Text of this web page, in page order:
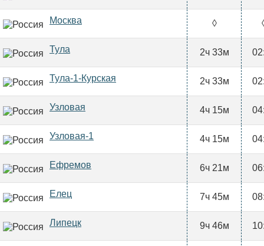
Москва ◊
Тула 2ч 33м
Тула-1-Курская 2ч 33м
Узловая 4ч 15м
Узловая-1 4ч 15м
Ефремов 6ч 21м
Елец 7ч 45м
Липецк 9ч 46м